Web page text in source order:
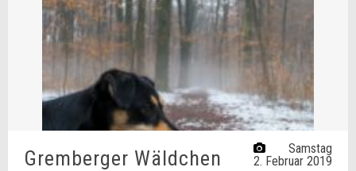
Samstag
2. Februar 2019
Gremberger Wäldchen